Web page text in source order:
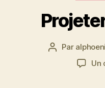
Auteur
Par
Un